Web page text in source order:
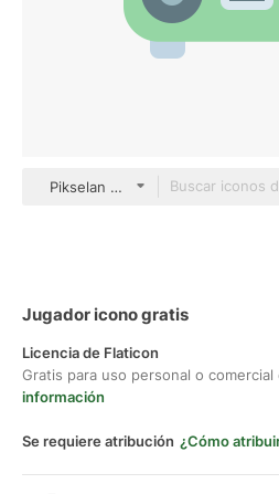
Pikselan Others
Jugador icono gratis
Licencia de Flaticon
Gratis para uso personal o
información
Se requiere atribución ¿Cómo